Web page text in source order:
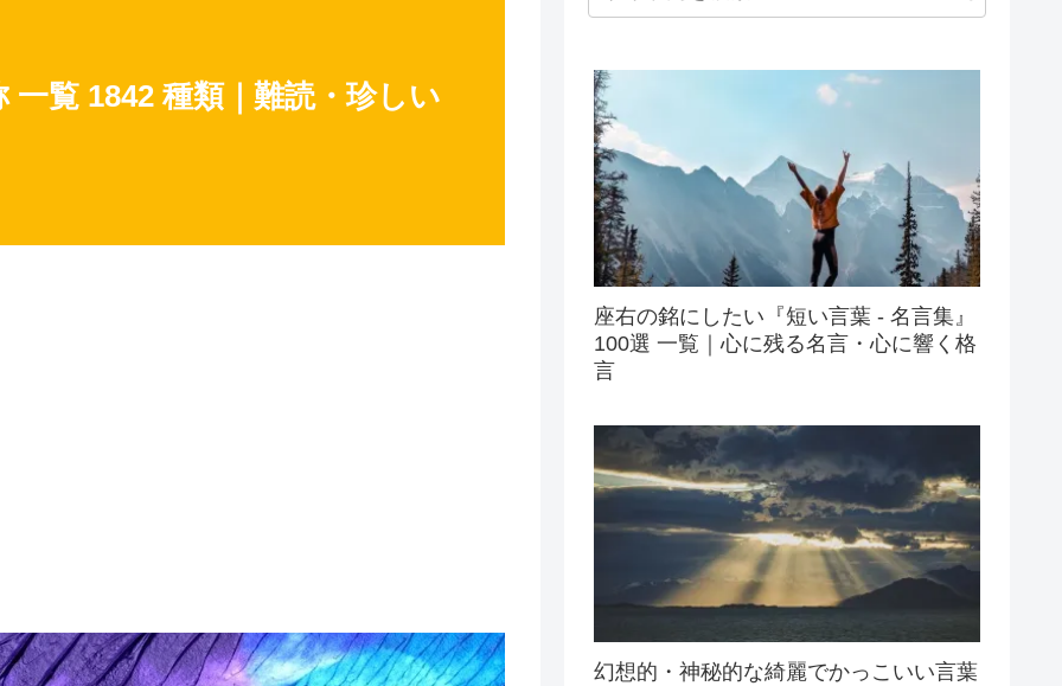
覧 1842 種類｜難読・珍しい
座右の銘にしたい『短い言葉 - 名言集』
100選 一覧｜心に残る名言・心に響く格
言
幻想的・神秘的な綺麗でかっこいい言葉